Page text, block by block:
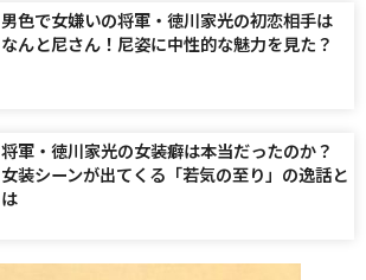
男色で女嫌いの将軍・徳川家光の初恋相手は
なんと尼さん！尼姿に中性的な魅力を見た？
将軍・徳川家光の女装癖は本当だったのか？
女装シーンが出てくる「若気の至り」の逸話と
は